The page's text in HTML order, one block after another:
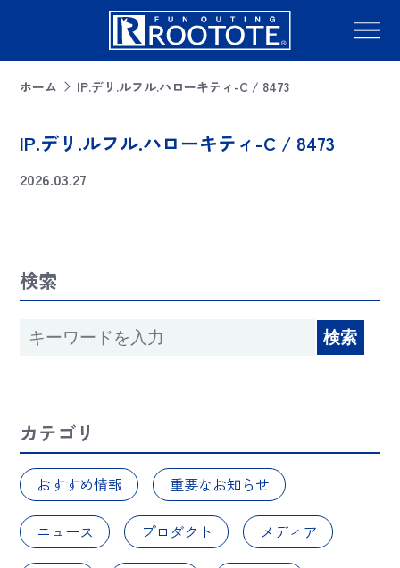
ホーム IP.デリ.ルフル.ハローキティ-C / 8473
IP.デリ.ルフル.ハローキティ-C / 8473
2026.03.27
検索
カテゴリ
おすすめ情報 重要なお知らせ
ニュース プロダクト メディア